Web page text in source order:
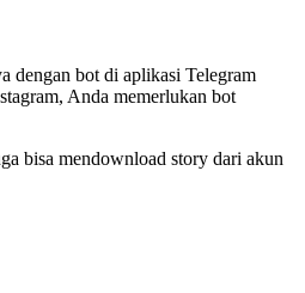
dengan bot di aplikasi Telegram
Anda memerlukan bot
bisa mendownload story dari akun